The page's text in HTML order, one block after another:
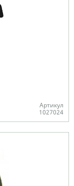
Артикул
1027024